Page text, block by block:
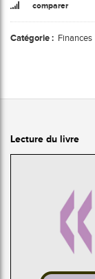
comparer
Catégorie : Finances
Lecture du livre